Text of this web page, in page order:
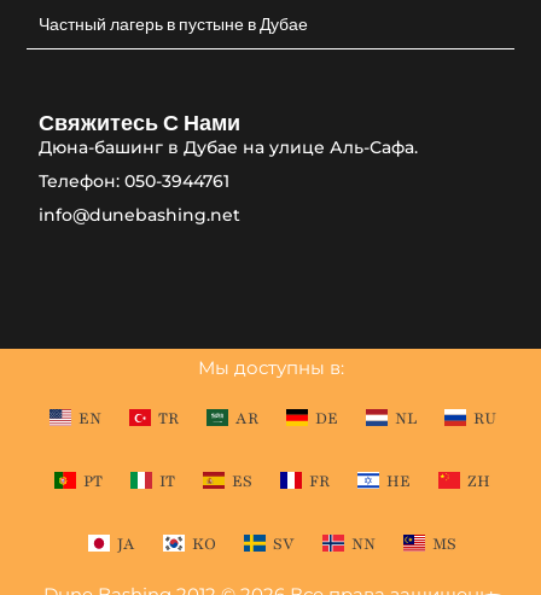
Частный лагерь в пустыне в Дубае
Свяжитесь С Нами
Дюна-башинг в Дубае на улице Аль-Сафа.
Телефон: 050-3944761
info@dunebashing.net
Мы доступны в:
EN TR AR DE NL RU
PT IT ES FR HE ZH
JA KO SV NN MS